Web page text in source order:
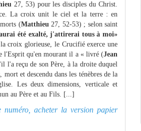
27, 53) pour les disciples du Christ.
La croix unit le ciel et la terre : en
(Matthieu27, 52-53) ; selon saint
été exalté, j'attirerai tous à moi»
croix glorieuse, le Crucifié exerce une
l'Esprit qu'en mourant il a « livré (Jean
l'a reçu de son Père, à la droite duquel
et descendu dans les ténèbres de la
Les deux dimensions, verticale et
au Père et au Fils. [...]
acheter la version papier